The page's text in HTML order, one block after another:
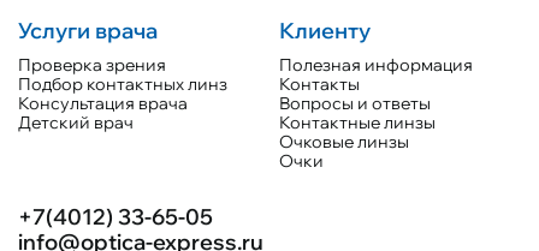
Услуги врача
Проверка зрения
Подбор контактных линз
Консультация врача
Детский врач
Клиенту
Полезная информация
Контакты
Вопросы и ответы
Контактные линзы
Очковые линзы
Очки
+7(4012) 33-65-05
info@optica-express.ru